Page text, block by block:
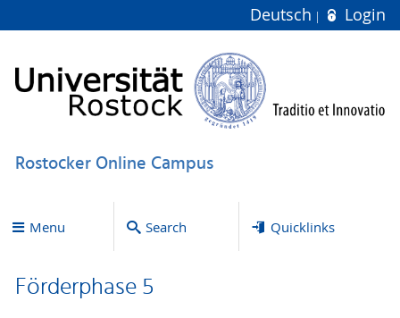
Deutsch Login
Rostocker Online Campus
Menu Search Quicklinks
Förderphase 5